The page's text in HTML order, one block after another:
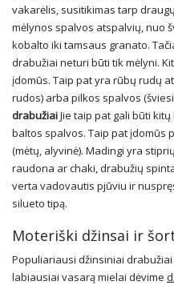
vakarėlis, susitikimas tarp
mėlynos spalvos atspalvių, nuo
kobalto iki tamsaus granato.
drabužiai neturi būti tik mėlyni.
įdomūs. Taip pat yra rūbų rudų
rudos) arba pilkos spalvos
drabužiaiJie taip pat gali būti
baltos spalvos. Taip pat įdomūs
(mėtų, alyvinė). Madingi yra
raudona ar chaki, drabužių
verta vadovautis pjūviu ir
silueto tipą.
Moteriški džinsai ir
Populiariausi džinsiniai
labiausiai vasarą mielai dėvime